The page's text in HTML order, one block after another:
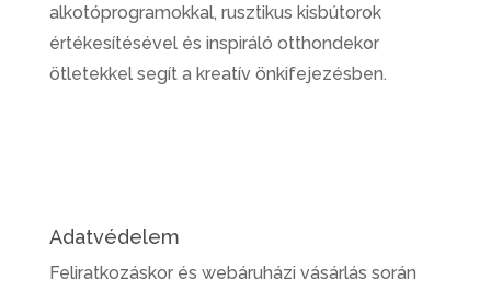
alkotóprogramokkal, rusztikus kisbútorok
értékesítésével és inspiráló otthondekor
ötletekkel segít a kreatív önkifejezésben.
Adatvédelem
Feliratkozáskor és webáruházi vásárlás során